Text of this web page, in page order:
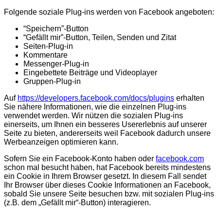
Folgende soziale Plug-ins werden von Facebook angeboten:
“Speichern”-Button
“Gefällt mir”-Button, Teilen, Senden und Zitat
Seiten-Plug-in
Kommentare
Messenger-Plug-in
Eingebettete Beiträge und Videoplayer
Gruppen-Plug-in
Auf https://developers.facebook.com/docs/plugins erhalten
Sie nähere Informationen, wie die einzelnen Plug-ins
verwendet werden. Wir nützen die sozialen Plug-ins
einerseits, um Ihnen ein besseres Usererlebnis auf unserer
Seite zu bieten, andererseits weil Facebook dadurch unsere
Werbeanzeigen optimieren kann.
Sofern Sie ein Facebook-Konto haben oder facebook.com
schon mal besucht haben, hat Facebook bereits mindestens
ein Cookie in Ihrem Browser gesetzt. In diesem Fall sendet
Ihr Browser über dieses Cookie Informationen an Facebook,
sobald Sie unsere Seite besuchen bzw. mit sozialen Plug-ins
(z.B. dem „Gefällt mir“-Button) interagieren.